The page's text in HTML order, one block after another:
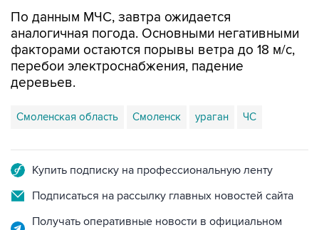
По данным МЧС, завтра ожидается
аналогичная погода. Основными негативными
факторами остаются порывы ветра до 18 м/с,
перебои электроснабжения, падение
деревьев.
Смоленская область Смоленск ураган ЧС
Купить подписку на профессиональную ленту
Подписаться на рассылку главных новостей сайта
Получать оперативные новости в официальном